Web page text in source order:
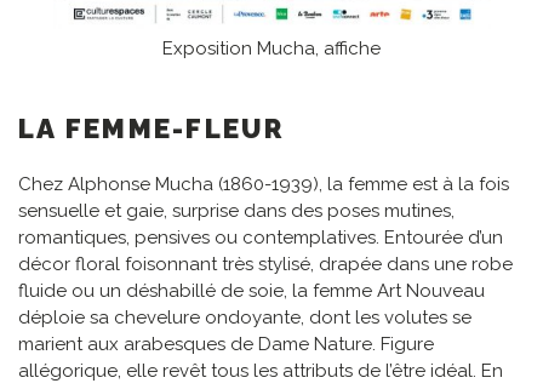
Exposition Mucha, affiche
LA FEMME-FLEUR
Chez Alphonse Mucha (1860-1939), la femme est à la fois
sensuelle et gaie, surprise dans des poses mutines,
romantiques, pensives ou contemplatives. Entourée d’un
décor floral foisonnant très stylisé, drapée dans une robe
fluide ou un déshabillé de soie, la femme Art Nouveau
déploie sa chevelure ondoyante, dont les volutes se
marient aux arabesques de Dame Nature. Figure
allégorique, elle revêt tous les attributs de l’être idéal. En